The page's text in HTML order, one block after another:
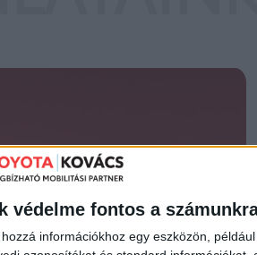
védelme fontos a
információkhoz egy eszközön,